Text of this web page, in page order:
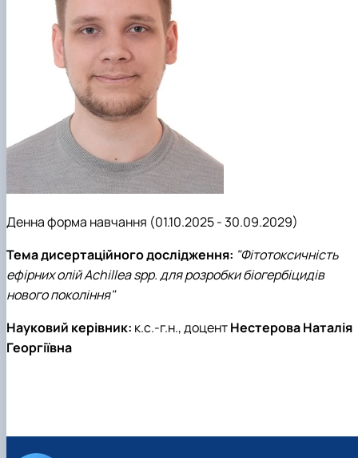
Денна форма навчання (01.10.2025 - 30.09.2029)
Тема дисертаційного дослідження: "Фітотоксичність
ефірних олій Achillea spp. для розробки біогербіцидів
нового покоління"
Науковий керівник: к.с.-г.н., доцентНестерова Наталія
Георгіївна